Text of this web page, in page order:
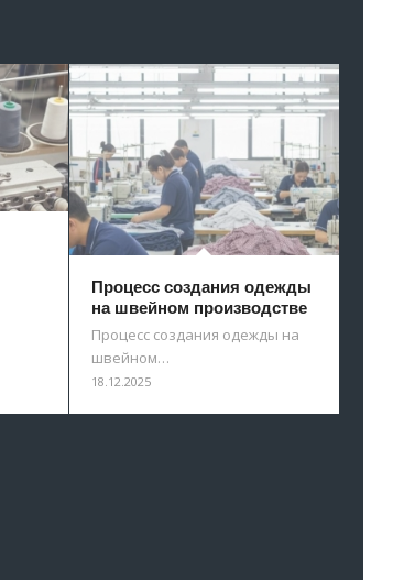
Процесс создания одежды
на швейном производстве
Процесс создания одежды на
швейном…
18.12.2025